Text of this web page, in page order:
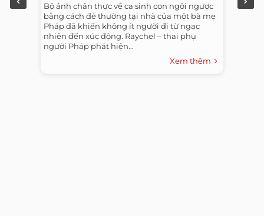
Bộ ảnh chân thực về ca sinh con ngôi ngược
bằng cách đẻ thường tại nhà của một bà mẹ
Pháp đã khiến không ít người đi từ ngạc
nhiên đến xúc động. Raychel – thai phụ
người Pháp phát hiện...
Xem thêm